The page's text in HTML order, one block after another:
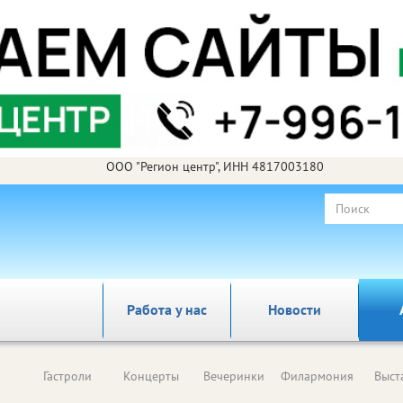
ООО "Регион центр", ИНН 4817003180
Работа у нас Новости
Гастроли Концерты Вечеринки Филармония